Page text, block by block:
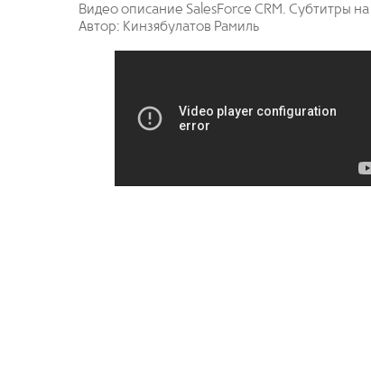
Видео описание SalesForce CRM. Субтитры на
Автор: Кинзябулатов Рамиль